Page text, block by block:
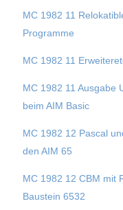
MC 1982 11
Programme
MC 1982 11
MC 1982 11 Ausgabe
beim AIM Basic
MC 1982 12 Pascal
den AIM 65
MC 1982 12 CBM mit
Baustein 6532